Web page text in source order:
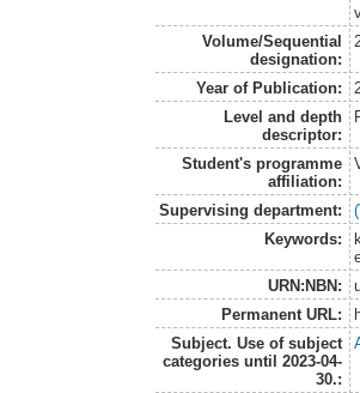
Volume/Sequential
designation:
Year of Publication:
Level and depth
descriptor:
Student's programme
affiliation:
Supervising department:
Keywords:
URN:NBN:
Permanent URL:
Subject. Use of subject
categories until 2023-04-
30.: